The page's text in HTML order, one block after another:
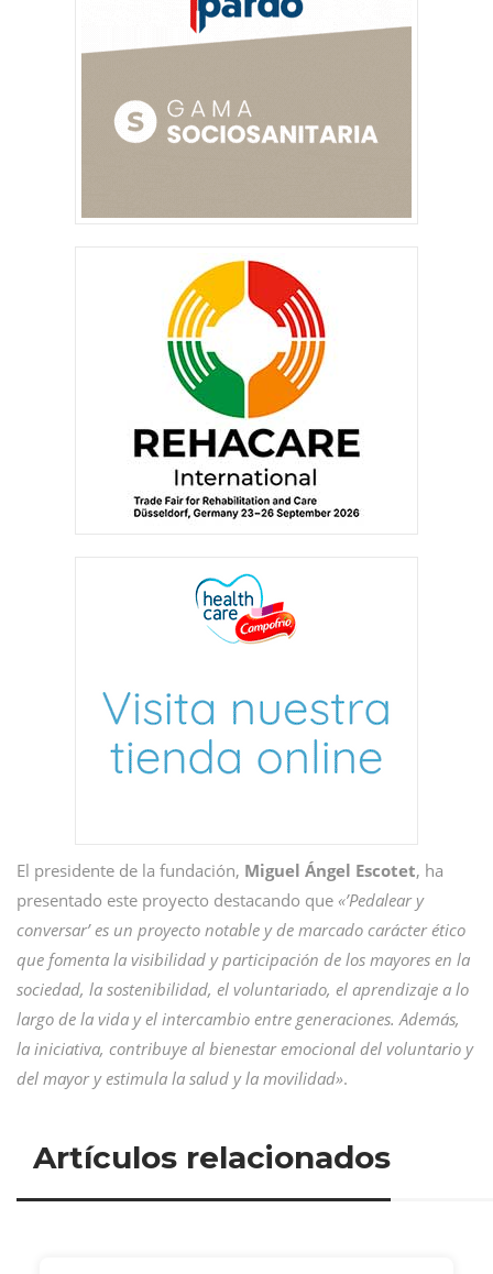
El presidente de la fundación, Miguel Ángel Escotet, ha
presentado este proyecto destacando que «’Pedalear y
conversar’ es un proyecto notable y de marcado carácter ético
que fomenta la visibilidad y participación de los mayores en la
sociedad, la sostenibilidad, el voluntariado, el aprendizaje a lo
largo de la vida y el intercambio entre generaciones. Además,
la iniciativa, contribuye al bienestar emocional del voluntario y
del mayor y estimula la salud y la movilidad».
Artículos relacionados